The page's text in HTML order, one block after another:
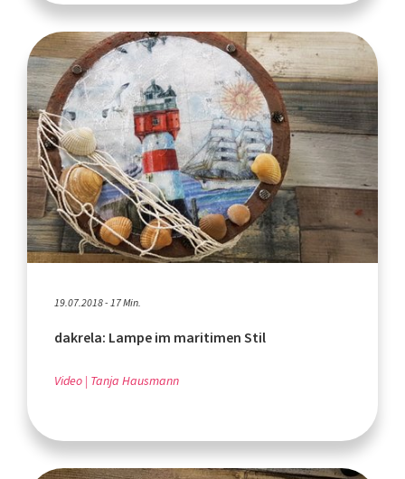
19.07.2018 - 17 Min.
dakrela: Lampe im maritimen Stil
Video Tanja Hausmann